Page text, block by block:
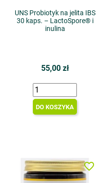
UNS Probiotyk na jelita IBS
30 kaps. – LactoSpore® i
inulina
55,00 zł
DO KOSZYKA
favorite_border